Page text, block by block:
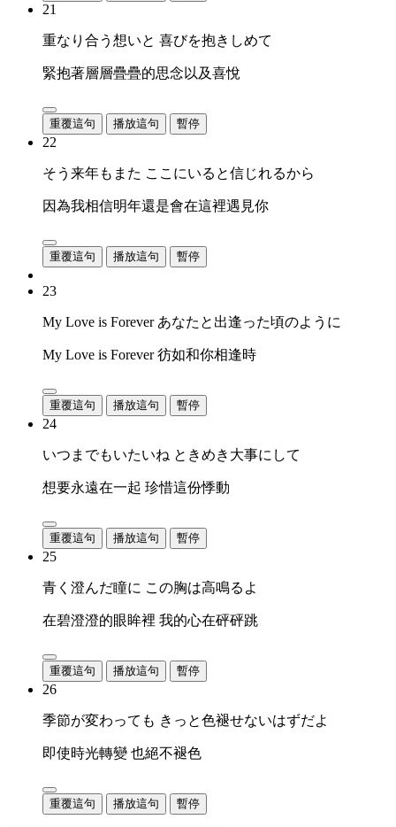
21
重なり合う想いと 喜びを抱きしめて
緊抱著層層疊疊的思念以及喜悅
重覆這句 播放這句 暫停
22
そう来年もまた ここにいると信じれるから
因為我相信明年還是會在這裡遇見你
重覆這句 播放這句 暫停
23
My Love is Forever あなたと出逢った頃のように
My Love is Forever 彷如和你相逢時
重覆這句 播放這句 暫停
24
いつまでもいたいね ときめき大事にして
想要永遠在一起 珍惜這份悸動
重覆這句 播放這句 暫停
25
青く澄んだ瞳に この胸は高鳴るよ
在碧澄澄的眼眸裡 我的心在砰砰跳
重覆這句 播放這句 暫停
26
季節が変わっても きっと色褪せないはずだよ
即使時光轉變 也絕不褪色
重覆這句 播放這句 暫停